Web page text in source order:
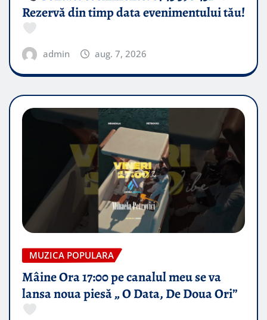
Rezervă din timp data evenimentului tău!
admin aug. 7, 2026
MUZICA POPULARA
Mâine Ora 17:00 pe canalul meu se va
lansa noua piesă „ O Data, De Doua Ori”